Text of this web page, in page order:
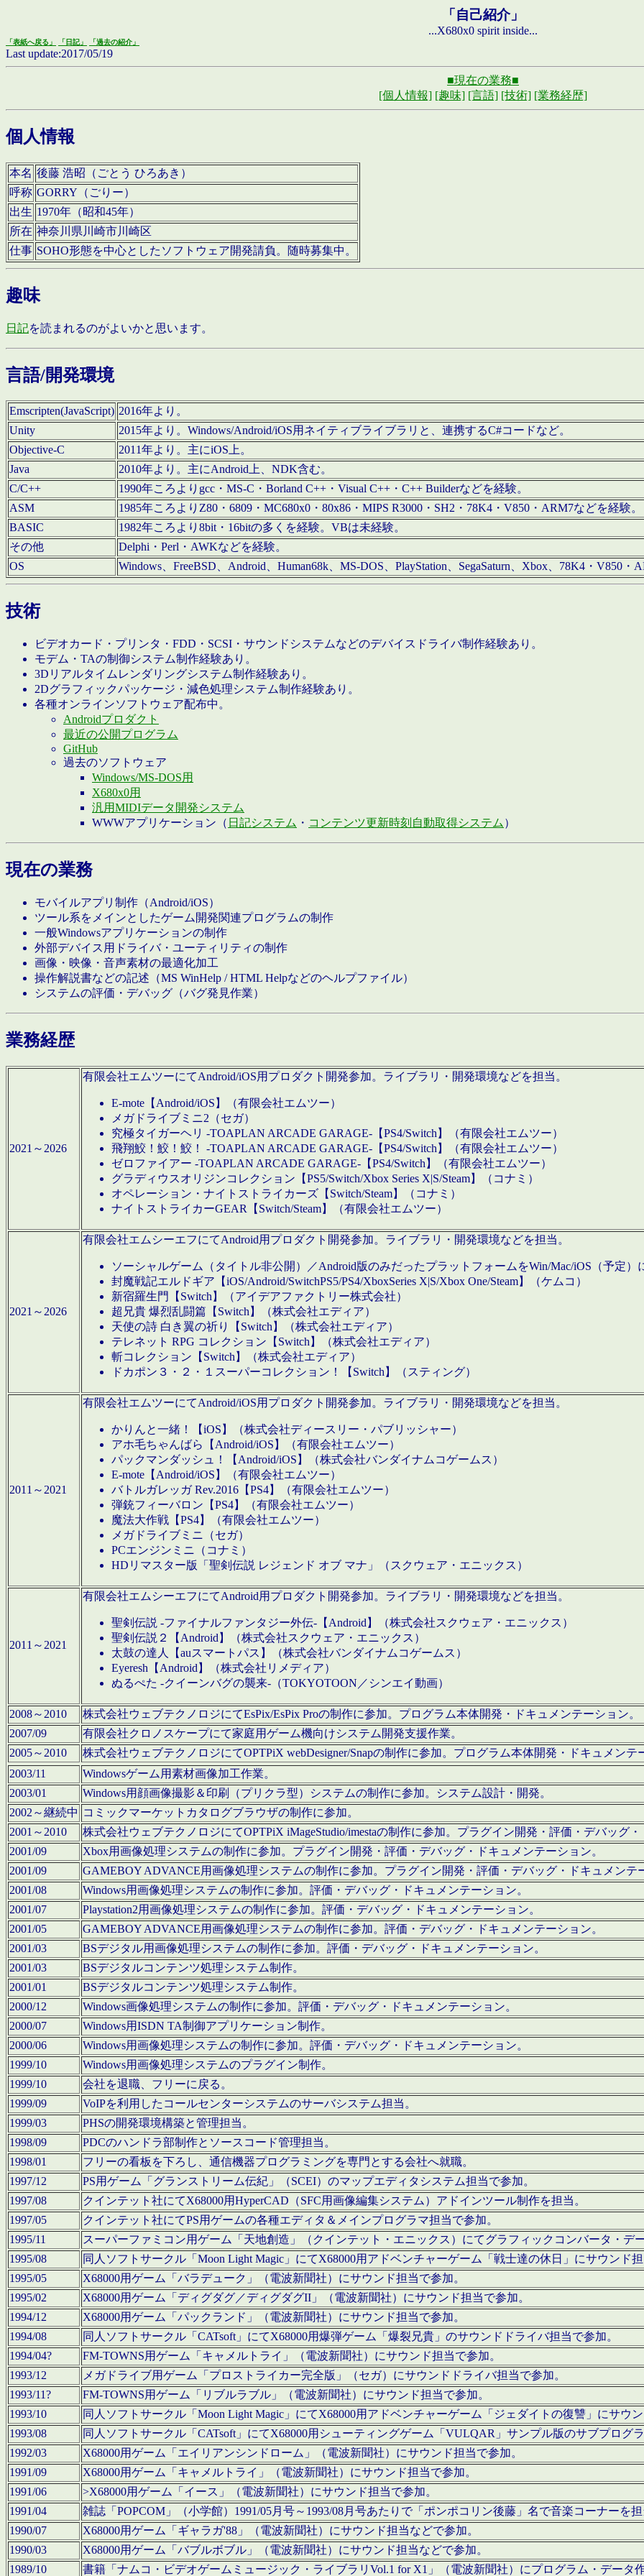
「自己紹介」
...X680x0 spirit inside...
「表紙へ戻る」 「日記」 「過去の紹介」
Last update:2017/05/19
■現在の業務■
[個人情報] [趣味] [言語] [技術] [業務経歴]
個人情報
本名 後藤 浩昭（ごとう ひろあき）
呼称 GORRY（ごりー）
出生 1970年（昭和45年）
所在 神奈川県川崎市川崎区
仕事 SOHO形態を中心としたソフトウェア開発請負。随時募集中。
趣味
日記を読まれるのがよいかと思います。
言語/開発環境
Emscripten(JavaScript) 2016年より。
Unity
2015年より。Windows/Android/iOS用ネイティブライブラリと、連携するC#コードなど。
Objective-C
2011年より。主にiOS上。
Java
2010年より。主にAndroid上、NDK含む。
C/C++
1990年ころよりgcc・MS-C・Borland C++・Visual C++・C++ Builderなどを経験。
ASM
1985年ころよりZ80・6809・MC680x0・80x86・MIPS R3000・SH2・78K4・V850・ARM7などを経験。
BASIC
1982年ころより8bit・16bitの多くを経験。VBは未経験。
その他
Delphi・Perl・AWKなどを経験。
OS
Windows、FreeBSD、Android、Human68k、MS-DOS、PlayStation、SegaSaturn、Xbox、78K4・V850・
技術
ビデオカード・プリンタ・FDD・SCSI・サウンドシステムなどのデバイスドライバ制作経験あり。
モデム・TAの制御システム制作経験あり。
3Dリアルタイムレンダリングシステム制作経験あり。
2Dグラフィックパッケージ・減色処理システム制作経験あり。
各種オンラインソフトウェア配布中。
Androidプロダクト
最近の公開プログラム
GitHub
過去のソフトウェア
Windows/MS-DOS用
X680x0用
汎用MIDIデータ開発システム
WWWアプリケーション（ 日記システム ・ コンテンツ更新時刻自動取得システム ）
現在の業務
モバイルアプリ制作（Android/iOS）
ツール系をメインとしたゲーム開発関連プログラムの制作
一般Windowsアプリケーションの制作
外部デバイス用ドライバ・ユーティリティの制作
画像・映像・音声素材の最適化加工
操作解説書などの記述（MS WinHelp / HTML Helpなどのヘルプファイル）
システムの評価・デバッグ（バグ発見作業）
業務経歴
2021～2026
有限会社エムツーにてAndroid/iOS用プロダクト開発参加。ライブラリ・開発環境などを担当。
E-mote【Android/iOS】（有限会社エムツー）
メガドライブミニ2（セガ）
究極タイガーヘリ -TOAPLAN ARCADE GARAGE-【PS4/Switch】（有限会社エムツー）
飛翔鮫！鮫！鮫！ -TOAPLAN ARCADE GARAGE-【PS4/Switch】（有限会社エムツー）
ゼロファイアー -TOAPLAN ARCADE GARAGE-【PS4/Switch】（有限会社エムツー）
グラディウスオリジンコレクション【PS5/Switch/Xbox Series X|S/Steam】（コナミ）
オペレーション・ナイトストライカーズ【Switch/Steam】（コナミ）
ナイトストライカーGEAR【Switch/Steam】（有限会社エムツー）
2021～2026
有限会社エムシーエフにてAndroid用プロダクト開発参加。ライブラリ・開発環境などを担当。
ソーシャルゲーム（タイトル非公開）／Android版のみだったプラットフォームをWin/Mac/iOS（予定）
封魔戦記エルドギア【iOS/Android/SwitchPS5/PS4/XboxSeries X|S/Xbox One/Steam】（ケムコ）
新宿羅生門【Switch】（アイデアファクトリー株式会社）
超兄貴 爆烈乱闘篇【Switch】（株式会社エディア）
天使の詩 白き翼の祈り【Switch】（株式会社エディア）
テレネット RPG コレクション【Switch】（株式会社エディア）
斬コレクション【Switch】（株式会社エディア）
ドカポン３・２・１スーパーコレクション！【Switch】（スティング）
2011～2021
有限会社エムツーにてAndroid/iOS用プロダクト開発参加。ライブラリ・開発環境などを担当。
かりんと一緒！【iOS】（株式会社ディースリー・パブリッシャー）
アホ毛ちゃんばら【Android/iOS】（有限会社エムツー）
パックマンダッシュ！【Android/iOS】（株式会社バンダイナムコゲームス）
E-mote【Android/iOS】（有限会社エムツー）
バトルガレッガ Rev.2016【PS4】（有限会社エムツー）
弾銃フィーバロン【PS4】（有限会社エムツー）
魔法大作戦【PS4】（有限会社エムツー）
メガドライブミニ（セガ）
PCエンジンミニ（コナミ）
HDリマスター版「聖剣伝説 レジェンド オブ マナ」（スクウェア・エニックス）
2011～2021
有限会社エムシーエフにてAndroid用プロダクト開発参加。ライブラリ・開発環境などを担当。
聖剣伝説 -ファイナルファンタジー外伝-【Android】（株式会社スクウェア・エニックス）
聖剣伝説２【Android】（株式会社スクウェア・エニックス）
太鼓の達人【auスマートパス】（株式会社バンダイナムコゲームス）
Eyeresh【Android】（株式会社リメディア）
ぬるぺた -クイーンバグの襲来-（TOKYOTOON／シンエイ動画）
2008～2010
株式会社ウェブテクノロジにてEsPix/EsPix Proの制作に参加。プログラム本体開発・ドキュメンテーション。
2007/09
有限会社クロノスケープにて家庭用ゲーム機向けシステム開発支援作業。
2005～2010
株式会社ウェブテクノロジにてOPTPiX webDesigner/Snapの制作に参加。プログラム本体開発・ドキュメンテ
2003/11
Windowsゲーム用素材画像加工作業。
2003/01
Windows用顔画像撮影＆印刷（プリクラ型）システムの制作に参加。システム設計・開発。
2002～継続中 コミックマーケットカタログブラウザの制作に参加。
2001～2010
株式会社ウェブテクノロジにてOPTPiX iMageStudio/imestaの制作に参加。プラグイン開発・評価・デバッグ
2001/09
Xbox用画像処理システムの制作に参加。プラグイン開発・評価・デバッグ・ドキュメンテーション。
2001/09
GAMEBOY ADVANCE用画像処理システムの制作に参加。プラグイン開発・評価・デバッグ・ドキュメンテ
2001/08
Windows用画像処理システムの制作に参加。評価・デバッグ・ドキュメンテーション。
2001/07
Playstation2用画像処理システムの制作に参加。評価・デバッグ・ドキュメンテーション。
2001/05
GAMEBOY ADVANCE用画像処理システムの制作に参加。評価・デバッグ・ドキュメンテーション。
2001/03
BSデジタル用画像処理システムの制作に参加。評価・デバッグ・ドキュメンテーション。
2001/03
BSデジタルコンテンツ処理システム制作。
2001/01
BSデジタルコンテンツ処理システム制作。
2000/12
Windows画像処理システムの制作に参加。評価・デバッグ・ドキュメンテーション。
2000/07
Windows用ISDN TA制御アプリケーション制作。
2000/06
Windows用画像処理システムの制作に参加。評価・デバッグ・ドキュメンテーション。
1999/10
Windows用画像処理システムのプラグイン制作。
1999/10
会社を退職、フリーに戻る。
1999/09
VoIPを利用したコールセンターシステムのサーバシステム担当。
1999/03
PHSの開発環境構築と管理担当。
1998/09
PDCのハンドラ部制作とソースコード管理担当。
1998/01
フリーの看板を下ろし、通信機器プログラミングを専門とする会社へ就職。
1997/12
PS用ゲーム「グランストリーム伝紀」（SCEI）のマップエディタシステム担当で参加。
1997/08
クインテット社にてX68000用HyperCAD（SFC用画像編集システム）アドインツール制作を担当。
1997/05
クインテット社にてPS用ゲームの各種エディタ＆メインプログラマ担当で参加。
1995/11
スーパーファミコン用ゲーム「天地創造」（クインテット・エニックス）にてグラフィックコンバータ・デ
1995/08
同人ソフトサークル「Moon Light Magic」にてX68000用アドベンチャーゲーム「戦士達の休日」にサウンド
1995/05
X68000用ゲーム「バラデューク」（電波新聞社）にサウンド担当で参加。
1995/02
X68000用ゲーム「ディグダグ／ディグダグII」（電波新聞社）にサウンド担当で参加。
1994/12
X68000用ゲーム「パックランド」（電波新聞社）にサウンド担当で参加。
1994/08
同人ソフトサークル「CATsoft」にてX68000用爆弾ゲーム「爆裂兄貴」のサウンドドライバ担当で参加。
1994/04?
FM-TOWNS用ゲーム「キャメルトライ」（電波新聞社）にサウンド担当で参加。
1993/12
メガドライブ用ゲーム「プロストライカー完全版」（セガ）にサウンドドライバ担当で参加。
1993/11?
FM-TOWNS用ゲーム「リブルラブル」（電波新聞社）にサウンド担当で参加。
1993/10
同人ソフトサークル「Moon Light Magic」にてX68000用アドベンチャーゲーム「ジェダイトの復讐」にサウ
1993/08
同人ソフトサークル「CATsoft」にてX68000用シューティングゲーム「VULQAR」サンプル版のサブプログ
1992/03
X68000用ゲーム「エイリアンシンドローム」（電波新聞社）にサウンド担当で参加。
1991/09
X68000用ゲーム「キャメルトライ」（電波新聞社）にサウンド担当で参加。
1991/06
>X68000用ゲーム「イース」（電波新聞社）にサウンド担当で参加。
1991/04
雑誌「POPCOM」（小学館）1991/05月号～1993/08月号あたりで「ポンポコリン後藤」名で音楽コーナーを
1990/07
X68000用ゲーム「ギャラガ'88」（電波新聞社）にサウンド担当などで参加。
1990/03
X68000用ゲーム「バブルボブル」（電波新聞社）にサウンド担当などで参加。
1989/10
書籍「ナムコ・ビデオゲームミュージック・ライブラリVol.1 for X1」（電波新聞社）にプログラム・データ